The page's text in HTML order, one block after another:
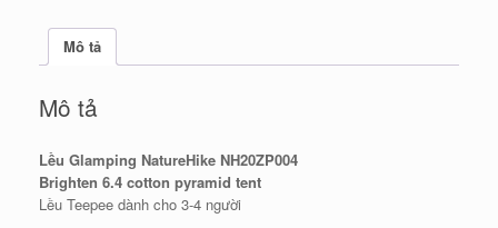
Mô tả
Mô tả
Lều Glamping NatureHike NH20ZP004
Brighten 6.4 cotton pyramid tent
Lều Teepee dành cho 3-4 người